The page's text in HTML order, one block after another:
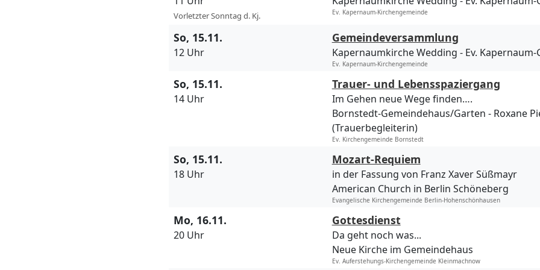
Vorletzter Sonntag d. Kj. Ev. Kapernaum-Kirchengemeinde
So, 15.11.
12 Uhr
Gemeindeversammlung
Kapernaumkirche Wedding Ev.
Ev. Kapernaum-Kirchengemeinde
So, 15.11.
14 Uhr
Trauer- und Lebensspaziergang
Im Gehen neue Wege finden….
Bornstedt-Gemeindehaus/Garten
Roxane
(Trauerbegleiterin)
Ev. Kirchengemeinde Bornstedt
So, 15.11.
18 Uhr
Mozart-Requiem
in der Fassung von Franz Xaver Süßmayr
American Church in Berlin Schöneberg
Evangelische Kirchengemeinde Berlin-Hohenschönhausen
Mo, 16.11.
20 Uhr
Gottesdienst
Da geht noch was...
Neue Kirche im Gemeindehaus
Ev. Auferstehungs-Kirchengemeinde Kleinmachnow